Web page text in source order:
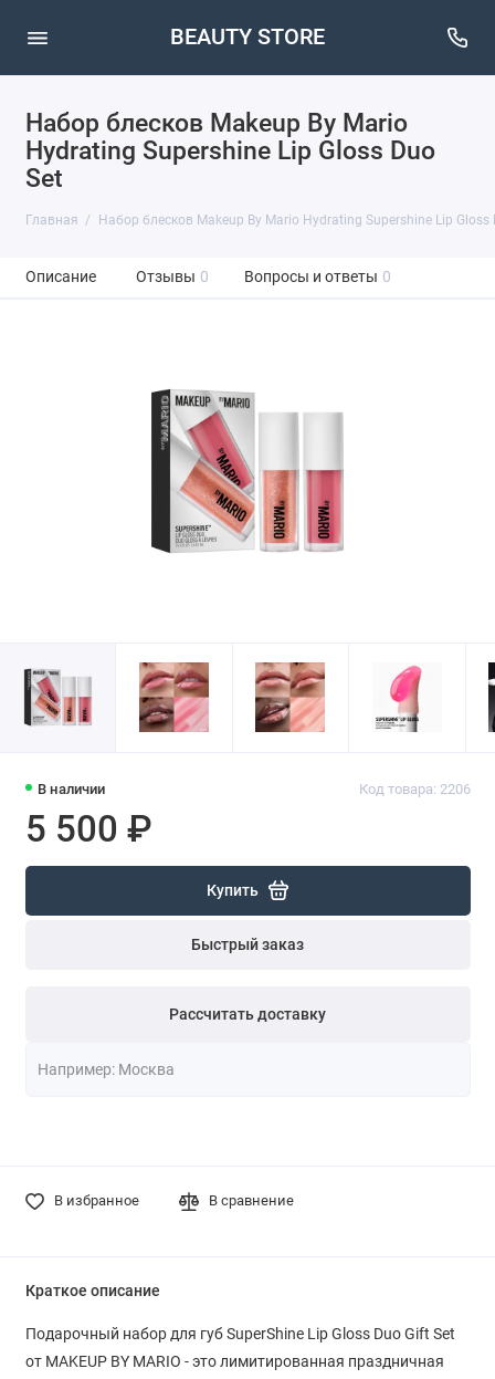
BEAUTY STORE
Набор блесков Makeup By Mario
Hydrating Supershine Lip Gloss Duo
Set
Главная Набор блесков Makeup By Mario Hydrating Supershine Lip Gloss
Описание Отзывы 0 Вопросы и ответы 0
В наличии Код товара: 2206
5 500 ₽
Купить
Быстрый заказ
Рассчитать доставку
В избранное В сравнение
Краткое описание
Подарочный набор для губ SuperShine Lip Gloss Duo Gift Set
от MAKEUP BY MARIO - это лимитированная праздничная